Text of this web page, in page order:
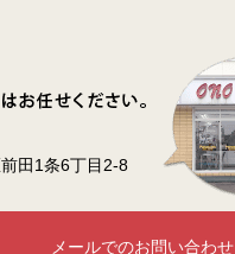
田1条6丁目2-8
メールでのお問い合わせ